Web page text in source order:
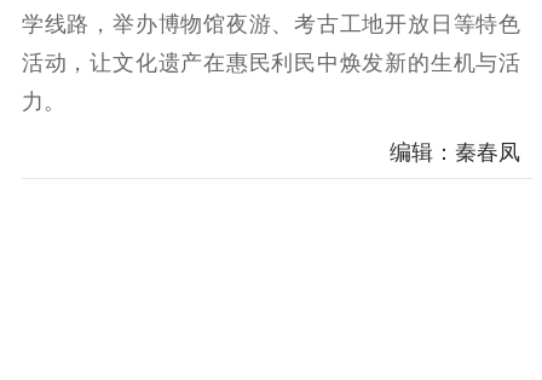
学线路，举办博物馆夜游、考古工地开放日等特色
活动，让文化遗产在惠民利民中焕发新的生机与活
力。
编辑：秦春凤